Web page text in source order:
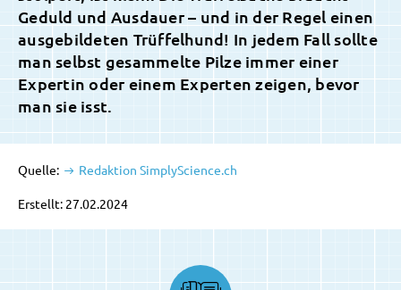
Geduld und Ausdauer – und in der Regel einen
ausgebildeten Trüffelhund! In jedem Fall sollte
man selbst gesammelte Pilze immer einer
Expertin oder einem Experten zeigen, bevor
man sie isst.
Quelle: Redaktion SimplyScience.ch
Erstellt: 27.02.2024